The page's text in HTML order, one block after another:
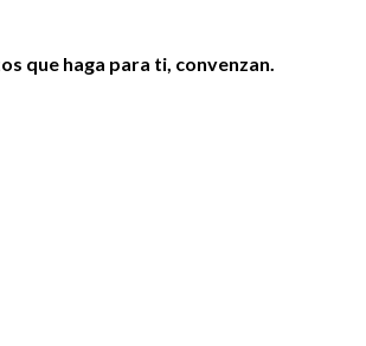
que haga para ti, convenzan.